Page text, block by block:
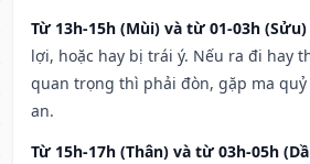
Từ 13h-15h (Mùi) và từ 01-03h (Sửu)
lợi, hoặc hay bị trái ý. Nếu ra đi hay
quan trọng thì phải đòn, gặp ma
an.
Từ 15h-17h (Thân) và từ 03h-05h